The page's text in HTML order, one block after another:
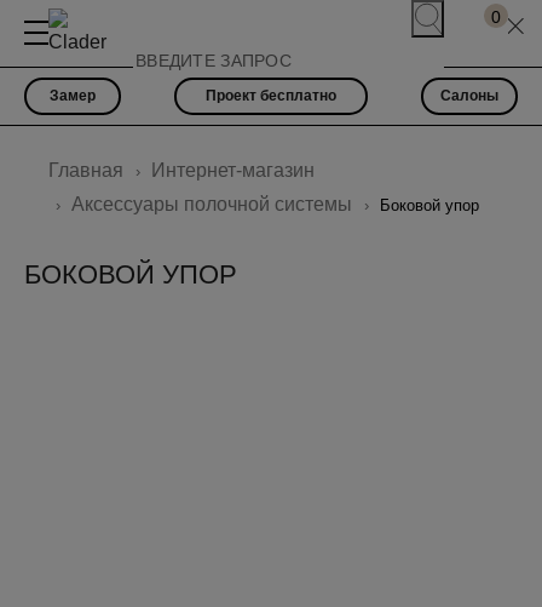
0
Замер Проект бесплатно Салоны
Главная
Интернет-магазин
Аксессуары полочной системы
Боковой упор
БОКОВОЙ УПОР